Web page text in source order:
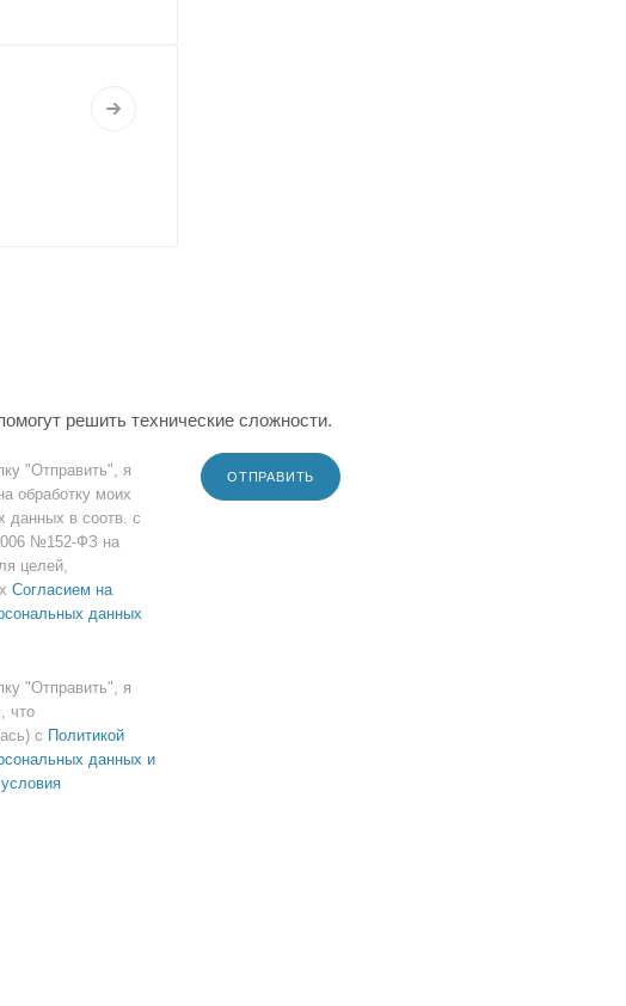
решить технические сложности.
"Отправить", я
обработку моих
данных в соотв. с
№152-ФЗ на
целей,
Согласием на
данных
"Отправить", я
что
с Политикой
данных и
ОТПРАВИТЬ